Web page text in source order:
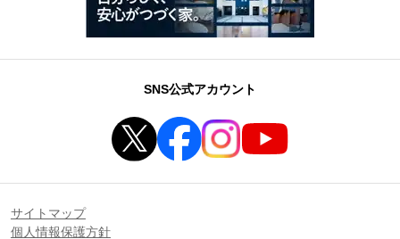
SNS公式アカウント
サイトマップ
個人情報保護方針